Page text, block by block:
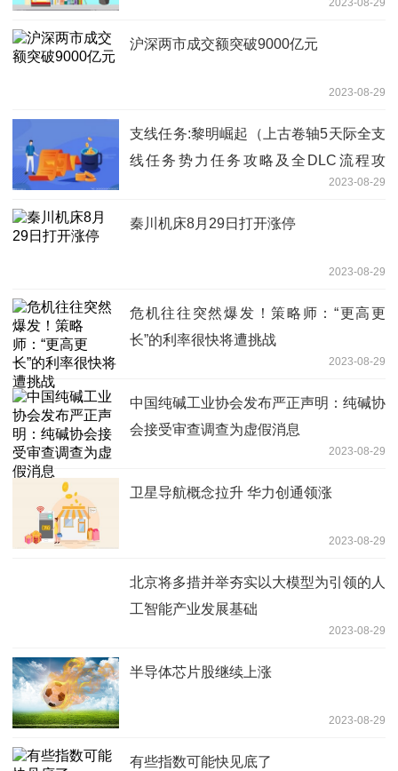
2023-08-29
沪深两市成交额突破9000亿元
2023-08-29
支线任务:黎明崛起（上古卷轴5天际全支
线任务势力任务攻略及全DLC流程攻
2023-08-29
秦川机床8月29日打开涨停
2023-08-29
危机往往突然爆发！策略师：“更高更
长”的利率很快将遭挑战
2023-08-29
中国纯碱工业协会发布严正声明：纯碱协
会接受审查调查为虚假消息
2023-08-29
卫星导航概念拉升 华力创通领涨
2023-08-29
北京将多措并举夯实以大模型为引领的人
工智能产业发展基础
2023-08-29
半导体芯片股继续上涨
2023-08-29
有些指数可能快见底了